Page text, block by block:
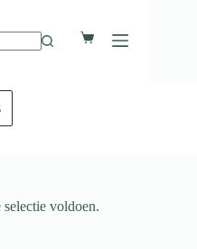
Winkelwagen
voldoen.